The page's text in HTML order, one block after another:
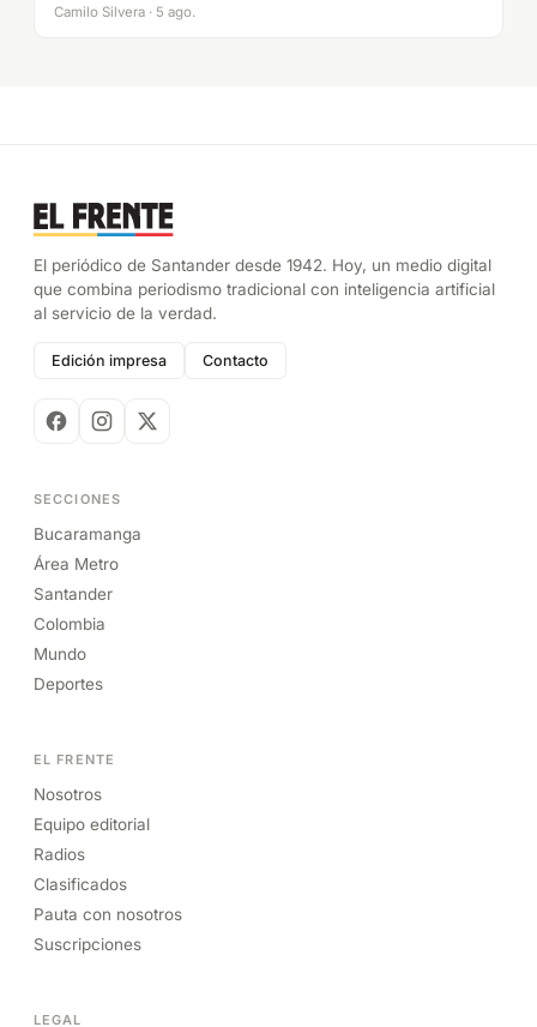
Camilo Silvera · 5 ago.
El periódico de Santander desde 1942. Hoy, un medio digital
que combina periodismo tradicional con inteligencia artificial
al servicio de la verdad.
Edición impresa Contacto
SECCIONES
Bucaramanga
Área Metro
Santander
Colombia
Mundo
Deportes
EL FRENTE
Nosotros
Equipo editorial
Radios
Clasificados
Pauta con nosotros
Suscripciones
LEGAL